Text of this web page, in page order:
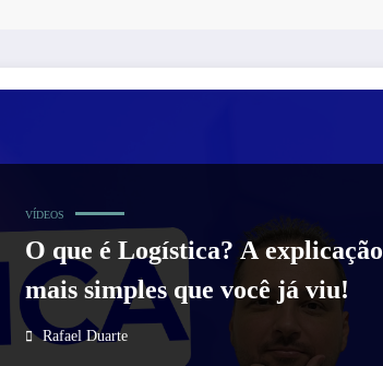
VÍDEOS
O que é Logística? A explicação
mais simples que você já viu!
Rafael Duarte